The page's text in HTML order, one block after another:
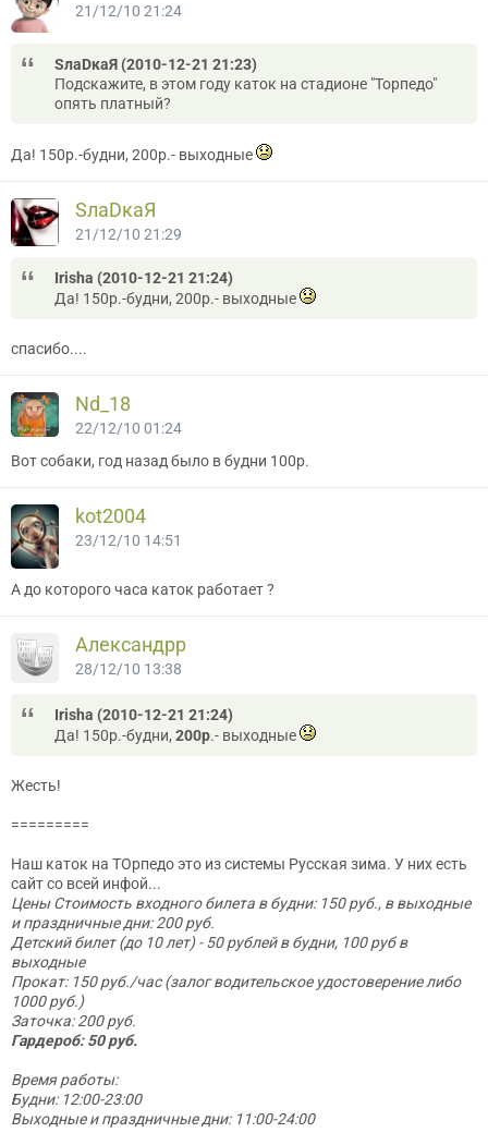
21/12/10 21:24
SлаDкаЯ (2010-12-21 21:23)
Подскажите, в этом году каток на стадионе "Торпедо"
опять платный?
Да! 150р.-будни, 200р.- выходные
SлаDкаЯ
21/12/10 21:29
Irisha (2010-12-21 21:24)
Да! 150р.-будни, 200р.- выходные
спасибо....
Nd_18
22/12/10 01:24
Вот собаки, год назад было в будни 100р.
kot2004
23/12/10 14:51
А до которого часа каток работает ?
Александрр
28/12/10 13:38
Irisha (2010-12-21 21:24)
Да! 150р.-будни, 200р.- выходные
Жесть!
=========
Наш каток на ТОрпедо это из системы Русская зима. У них есть
сайт со всей инфой...
Цены Стоимость входного билета в будни: 150 руб., в выходные
и праздничные дни: 200 руб.
Детский билет (до 10 лет) - 50 рублей в будни, 100 руб в
выходные
Прокат: 150 руб./час (залог водительское удостоверение либо
1000 руб.)
Заточка: 200 руб.
Гардероб: 50 руб.
Время работы:
Будни: 12:00-23:00
Выходные и праздничные дни: 11:00-24:00